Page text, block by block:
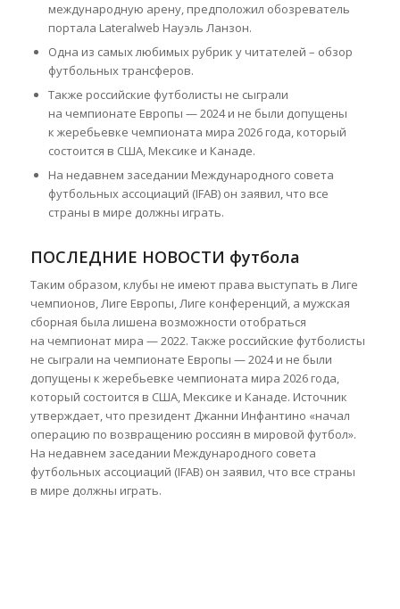
международную арену, предположил обозреватель
портала Lateralweb Науэль Ланзон.
Одна из самых любимых рубрик у читателей – обзор
футбольных трансферов.
Также российские футболисты не сыграли
на чемпионате Европы — 2024 и не были допущены
к жеребьевке чемпионата мира 2026 года, который
состоится в США, Мексике и Канаде.
На недавнем заседании Международного совета
футбольных ассоциаций (IFAB) он заявил, что все
страны в мире должны играть.
ПОСЛЕДНИЕ НОВОСТИ футбола
Таким образом, клубы не имеют права выступать в Лиге
чемпионов, Лиге Европы, Лиге конференций, а мужская
сборная была лишена возможности отобраться
на чемпионат мира — 2022. Также российские футболисты
не сыграли на чемпионате Европы — 2024 и не были
допущены к жеребьевке чемпионата мира 2026 года,
который состоится в США, Мексике и Канаде. Источник
утверждает, что президент Джанни Инфантино «начал
операцию по возвращению россиян в мировой футбол».
На недавнем заседании Международного совета
футбольных ассоциаций (IFAB) он заявил, что все страны
в мире должны играть.